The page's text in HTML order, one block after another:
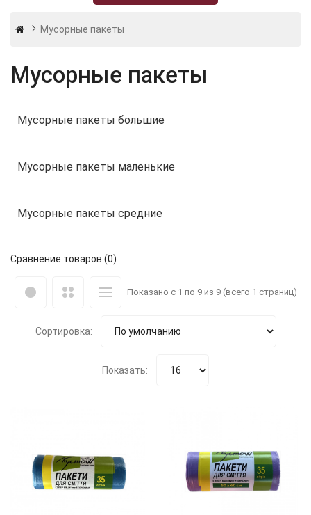
Мусорные пакеты
Мусорные пакеты
Мусорные пакеты большие
Мусорные пакеты маленькие
Мусорные пакеты средние
Сравнение товаров (0)
Показано с 1 по 9 из 9 (всего 1 страниц)
Сортировка:
Показать: